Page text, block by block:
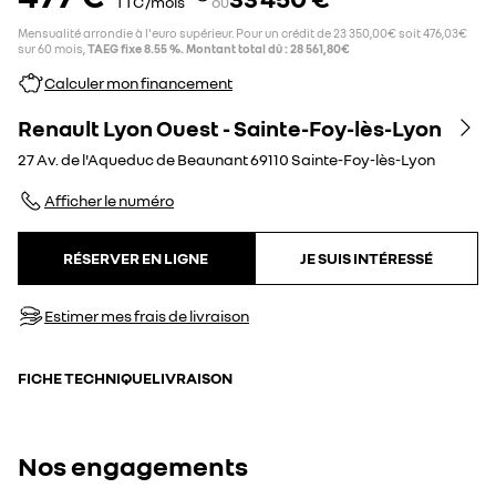
Mensualité arrondie à l'euro supérieur. Pour un crédit de 23 350,00€ soit 476,03€
sur 60 mois, TAEG fixe 8.55 %. Montant total dû : 28 561,80€
Calculer mon financement
Renault Lyon Ouest - Sainte-Foy-lès-Lyon
27 Av. de l'Aqueduc de Beaunant69110Sainte-Foy-lès-Lyon
Afficher le numéro
RÉSERVER EN LIGNE JE SUIS INTÉRESSÉ
Estimer mes frais de livraison
FICHE TECHNIQUELIVRAISON
Nos engagements